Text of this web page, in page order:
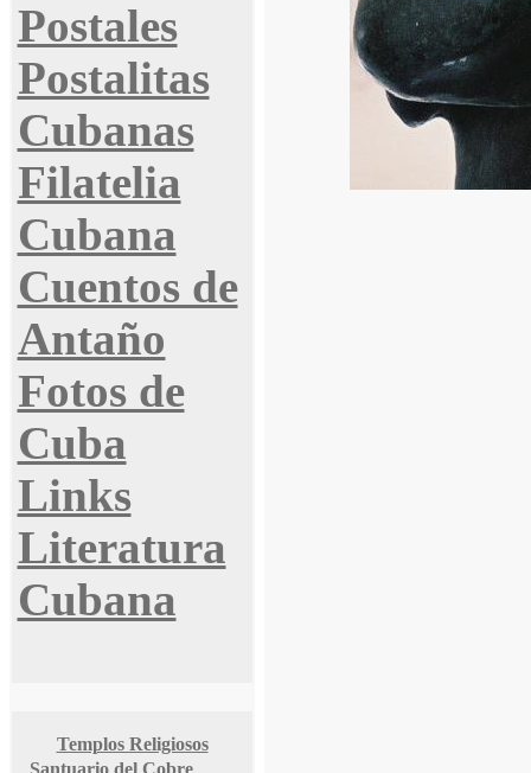
Postales
Postalitas
Cubanas
Filatelia
Cubana
Cuentos de
Antaño
Fotos de
Cuba
Links
Literatura
Cubana
Templos Religiosos
Santuario del Cobre